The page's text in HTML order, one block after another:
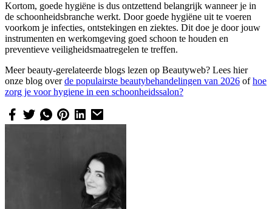
Kortom, goede hygiëne is dus ontzettend belangrijk wanneer je in
de schoonheidsbranche werkt. Door goede hygiëne uit te voeren
voorkom je infecties, ontstekingen en ziektes. Dit doe je door jouw
instrumenten en werkomgeving goed schoon te houden en
preventieve veiligheidsmaatregelen te treffen.
Meer beauty-gerelateerde blogs lezen op Beautyweb? Lees hier
onze blog overde populairste beautybehandelingen van 2026 ofhoe
zorg je voor hygiene in een schoonheidssalon?